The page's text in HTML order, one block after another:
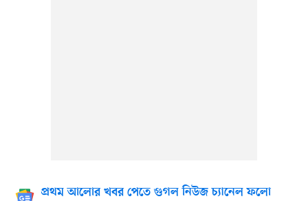
প্রথম আলোর খবর পেতে গুগল নিউজ চ্যানেল ফলো